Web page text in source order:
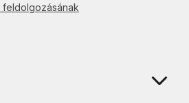
feldolgozásának